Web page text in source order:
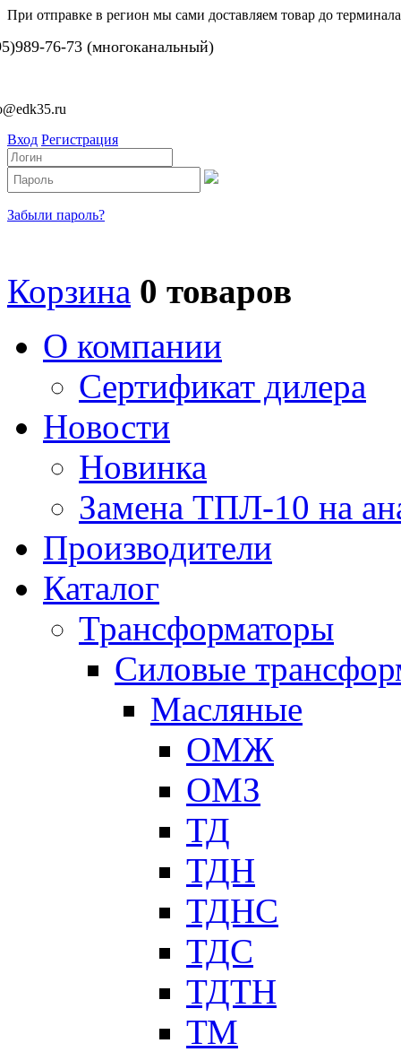
При отправке в регион мы сами доставляем товар до
76-73 (многоканальный)
Вход Регистрация
Забыли пароль?
Корзина 0 товаров
О компании
Сертификат дилера
Новости
Новинка
Замена ТПЛ-10 на
Производители
Каталог
Трансформаторы
Cиловые
Масляные
ОМЖ
ОМЗ
ТД
ТДН
ТДНС
ТДС
ТДТН
ТМ